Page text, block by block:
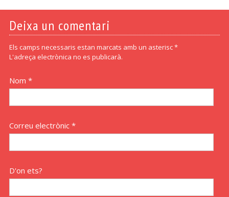
Deixa un comentari
Els camps necessaris estan marcats amb un asterisc *
L'adreça electrònica no es publicarà.
Nom *
Correu electrònic *
D'on ets?